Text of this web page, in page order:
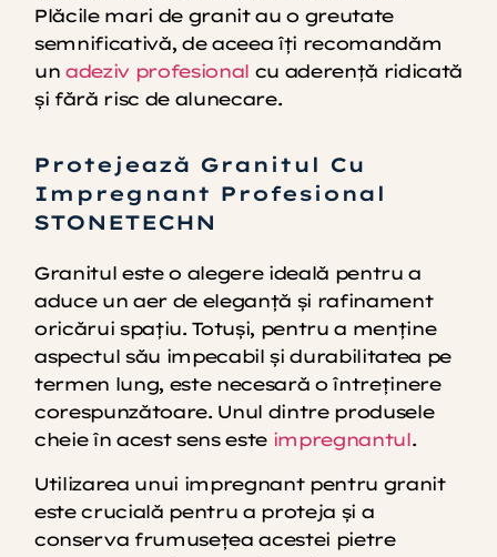
Plăcile mari de granit au o greutate
semnificativă, de aceea îți recomandăm
un adeziv profesional cu aderență ridicată
și fără risc de alunecare.
Protejează Granitul Cu
Impregnant Profesional
STONETECHN
Granitul este o alegere ideală pentru a
aduce un aer de eleganță și rafinament
oricărui spațiu. Totuși, pentru a menține
aspectul său impecabil și durabilitatea pe
termen lung, este necesară o întreținere
corespunzătoare. Unul dintre produsele
cheie în acest sens este impregnantul.
Utilizarea unui impregnant pentru granit
este crucială pentru a proteja și a
conserva frumusețea acestei pietre